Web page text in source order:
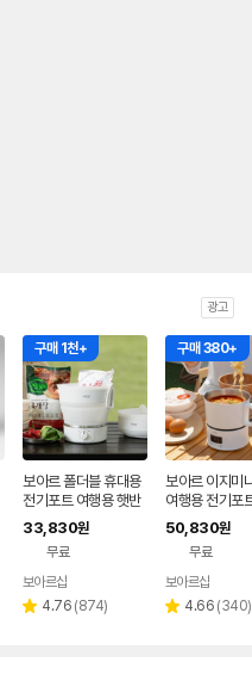
광고
구매 1천+
보아르 폴더블 휴대용
전기포트 여행용 햇반
접이식 커피 프리볼트
캠핑
33,830원
무료
페이
보아르샵
별 4.76 리
(874)
구매 380+
보아르 이지미
여행용 전기포
식 휴대용 분유
선 커피주전자
50,830원
무료
페이
보아르샵
별 4.66 리
(340)